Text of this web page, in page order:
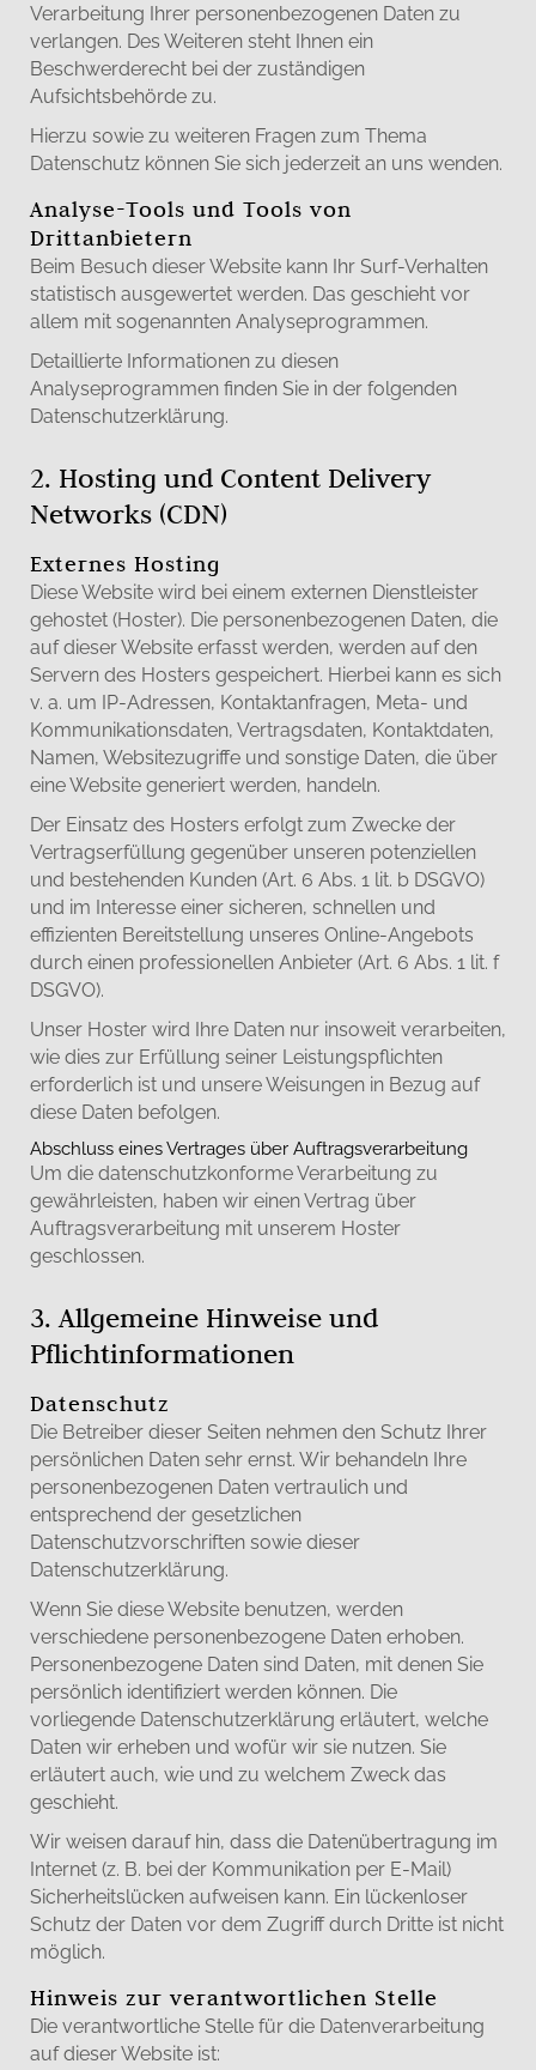
Verarbeitung Ihrer personenbezogenen Daten zu
verlangen. Des Weiteren steht Ihnen ein
Beschwerderecht bei der zuständigen
Aufsichtsbehörde zu.
Hierzu sowie zu weiteren Fragen zum Thema
Datenschutz können Sie sich jederzeit an uns wenden.
Analyse-Tools und Tools von
Drittanbietern
Beim Besuch dieser Website kann Ihr Surf-Verhalten
statistisch ausgewertet werden. Das geschieht vor
allem mit sogenannten Analyseprogrammen.
Detaillierte Informationen zu diesen
Analyseprogrammen finden Sie in der folgenden
Datenschutzerklärung.
2. Hosting und Content Delivery
Networks (CDN)
Externes Hosting
Diese Website wird bei einem externen Dienstleister
gehostet (Hoster). Die personenbezogenen Daten, die
auf dieser Website erfasst werden, werden auf den
Servern des Hosters gespeichert. Hierbei kann es sich
v. a. um IP-Adressen, Kontaktanfragen, Meta- und
Kommunikationsdaten, Vertragsdaten, Kontaktdaten,
Namen, Websitezugriffe und sonstige Daten, die über
eine Website generiert werden, handeln.
Der Einsatz des Hosters erfolgt zum Zwecke der
Vertragserfüllung gegenüber unseren potenziellen
und bestehenden Kunden (Art. 6 Abs. 1 lit. b DSGVO)
und im Interesse einer sicheren, schnellen und
effizienten Bereitstellung unseres Online-Angebots
durch einen professionellen Anbieter (Art. 6 Abs. 1 lit. f
DSGVO).
Unser Hoster wird Ihre Daten nur insoweit verarbeiten,
wie dies zur Erfüllung seiner Leistungspflichten
erforderlich ist und unsere Weisungen in Bezug auf
diese Daten befolgen.
Abschluss eines Vertrages über Auftragsverarbeitung
Um die datenschutzkonforme Verarbeitung zu
gewährleisten, haben wir einen Vertrag über
Auftragsverarbeitung mit unserem Hoster
geschlossen.
3. Allgemeine Hinweise und
Pflichtinformationen
Datenschutz
Die Betreiber dieser Seiten nehmen den Schutz Ihrer
persönlichen Daten sehr ernst. Wir behandeln Ihre
personenbezogenen Daten vertraulich und
entsprechend der gesetzlichen
Datenschutzvorschriften sowie dieser
Datenschutzerklärung.
Wenn Sie diese Website benutzen, werden
verschiedene personenbezogene Daten erhoben.
Personenbezogene Daten sind Daten, mit denen Sie
persönlich identifiziert werden können. Die
vorliegende Datenschutzerklärung erläutert, welche
Daten wir erheben und wofür wir sie nutzen. Sie
erläutert auch, wie und zu welchem Zweck das
geschieht.
Wir weisen darauf hin, dass die Datenübertragung im
Internet (z. B. bei der Kommunikation per E-Mail)
Sicherheitslücken aufweisen kann. Ein lückenloser
Schutz der Daten vor dem Zugriff durch Dritte ist nicht
möglich.
Hinweis zur verantwortlichen Stelle
Die verantwortliche Stelle für die Datenverarbeitung
auf dieser Website ist: